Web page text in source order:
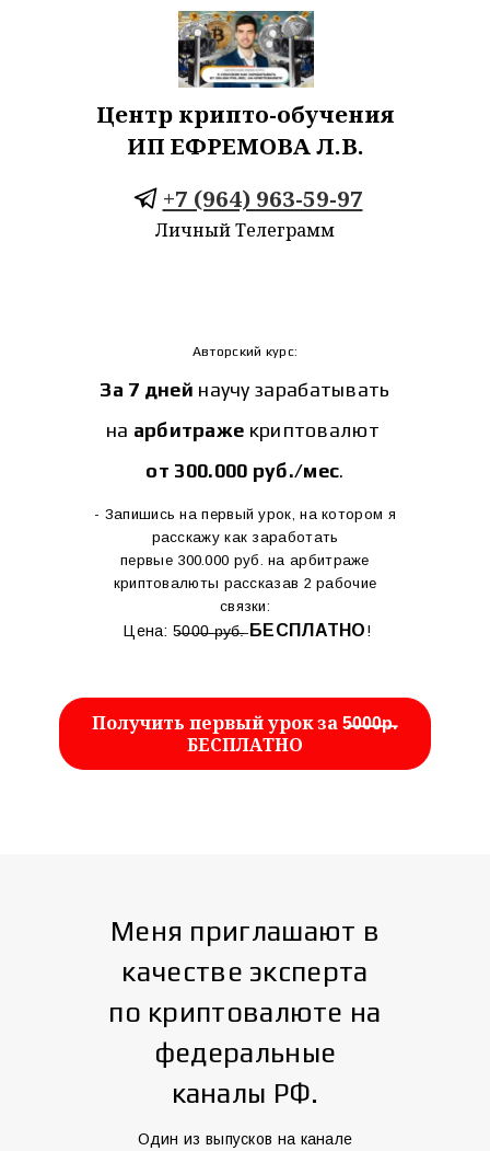
Центр крипто-обучения
ИП ЕФРЕМОВА Л.В.
+7 (964) 963-59-97
Личный Телеграмм
Авторский курс:
За 7 дней научу зарабатывать
на арбитраже криптовалют
от 300.000 руб./мес.
- Запишись на первый урок, на котором я
расскажу как заработать
первые 300.000 руб. на арбитраже
криптовалюты рассказав 2 рабочие
связки:
Цена: 5̶0̶0̶0̶ ̶р̶у̶б̶.̶ БЕСПЛАТНО!
Получить первый урок за 5̶0̶0̶0̶р̶.
БЕСПЛАТНО
Меня приглашают в
качестве эксперта
по криптовалюте на
федеральные
каналы РФ.
Один из выпусков на канале